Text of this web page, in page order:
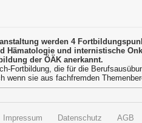
werden 4
Hämatologie und internistische
der ÖÄK anerkannt.
Fortbildung, die für die
wenn sie aus fachfremden
Impressum Datenschutz AGB